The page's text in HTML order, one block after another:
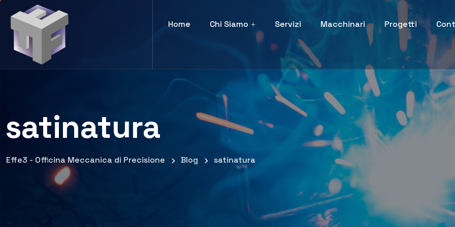
Home Chi Siamo Servizi Macchinari Progetti
satinatura
Effe3 - Officina Meccanica di Precisione Blog satinatura